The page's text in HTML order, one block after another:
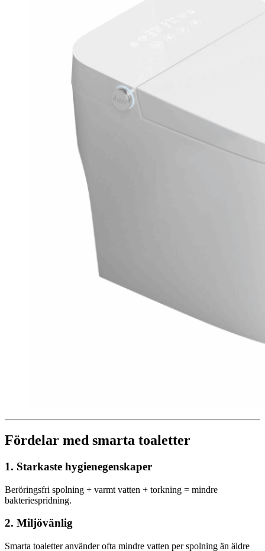
Fördelar med smarta toaletter
1. Starkaste hygienegenskaper
Beröringsfri spolning + varmt vatten + torkning = mindre
bakteriespridning.
2. Miljövänlig
Smarta toaletter använder ofta mindre vatten per spolning än äldre